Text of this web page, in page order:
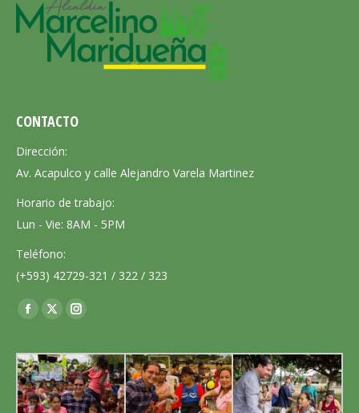
CONTACTO
Dirección:
Av. Acapulco y calle Alejandro Varela Martinez
Horario de trabajo:
Lun - Vie: 8AM - 5PM
Teléfono:
(+593) 42729-321 / 322 / 323
Encuéntranos en:
Facebook
opens
in
new
X
opens
in
new
Instagram
opens
in
new